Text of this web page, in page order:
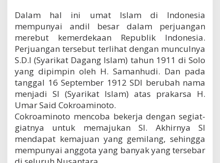
Dalam hal ini umat Islam di Indonesia
mempunyai andil besar dalam perjuangan
merebut kemerdekaan Republik Indonesia.
Perjuangan tersebut terlihat dengan munculnya
S.D.I (Syarikat Dagang Islam) tahun 1911 di Solo
yang dipimpin oleh H. Samanhudi. Dan pada
tanggal 16 September 1912 SDI berubah nama
menjadi SI (Syarikat Islam) atas prakarsa H.
Umar Said Cokroaminoto.
Cokroaminoto mencoba bekerja dengan segiat-
giatnya untuk memajukan SI. Akhirnya SI
mendapat kemajuan yang gemilang, sehingga
mempunyai anggota yang banyak yang tersebar